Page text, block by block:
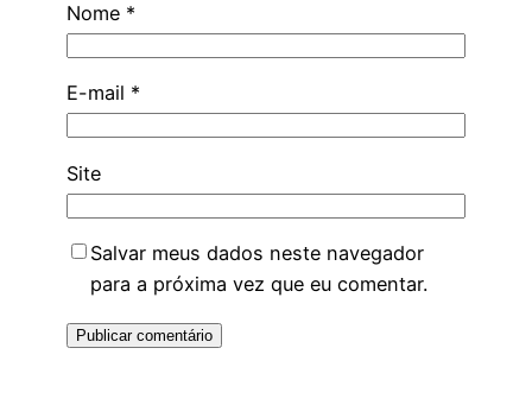
Nome *
E-mail *
Site
Salvar meus dados neste navegador
para a próxima vez que eu comentar.